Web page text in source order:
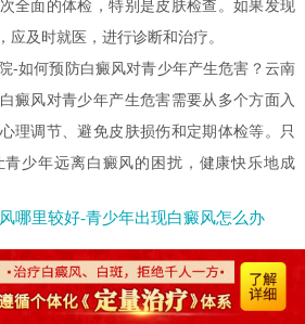
全面的体检，特别是皮肤检查。如果发现
应及时就医，进行诊断和治疗。
何预防白癜风对青少年产生危害？云南
癜风对青少年产生危害需要从多个方面入
理调节、避免皮肤损伤和定期体检等。只
少年远离白癜风的困扰，健康快乐地成
哪里较好-青少年出现白癜风怎么办